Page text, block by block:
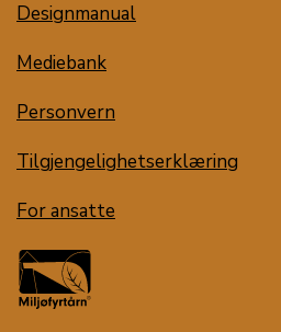
Designmanual
Mediebank
Personvern
Tilgjengelighetserklæring
For ansatte